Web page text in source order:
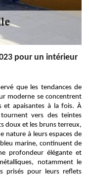
pour un intérieur
que les tendances de
moderne se concentrent
et apaisantes à la fois. À
vers des teintes
doux et les bruns terreux,
nature à leurs espaces de
marine, continuent de
profondeur élégante et
notamment le
prisés pour leurs reflets